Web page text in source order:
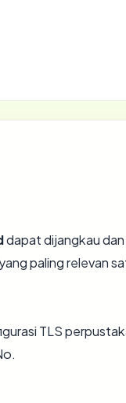
dapat dijangkau
paling relevan
TLS